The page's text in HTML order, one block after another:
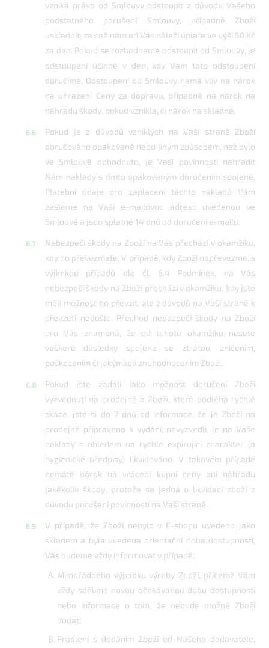
vzniká právo od Smlouvy odstoupit z důvodu Vašeho
podstatného porušení Smlouvy, případně Zboží
uskladnit, za což nám od Vás náleží úplata ve výši 50 Kč
za den. Pokud se rozhodneme odstoupit od Smlouvy, je
odstoupení účinné v den, kdy Vám toto odstoupení
doručíme. Odstoupení od Smlouvy nemá vliv na nárok
na uhrazení Ceny za dopravu, případně na nárok na
náhradu škody, pokud vznikla, či nárok na skladné.
Pokud je z důvodů vzniklých na Vaší straně Zboží
doručováno opakovaně nebo jiným způsobem, než bylo
ve Smlouvě dohodnuto, je Vaší povinností nahradit
Nám náklady s tímto opakovaným doručením spojené.
Platební údaje pro zaplacení těchto nákladů Vám
zašleme na Vaši e-mailovou adresu uvedenou ve
Smlouvě a jsou splatné 14 dnů od doručení e-mailu.
Nebezpečí škody na Zboží na Vás přechází v okamžiku,
kdy ho převezmete. V případě, kdy Zboží nepřevezme, s
výjimkou případů dle čl. 6.4 Podmínek, na Vás
nebezpečí škody na Zboží přechází v okamžiku, kdy jste
měli možnost ho převzít, ale z důvodů na Vaší straně k
převzetí nedošlo. Přechod nebezpečí škody na Zboží
pro Vás znamená, že od tohoto okamžiku nesete
veškeré důsledky spojené se ztrátou, zničením,
poškozením či jakýmkoli znehodnocením Zboží.
Pokud jste zadali jako možnost doručení Zboží
vyzvednutí na prodejně a Zboží, které podléhá rychlé
zkáze, jste si do 7 dnů od informace, že je Zboží na
prodejně připraveno k vydání, nevyzvedli, je na Vaše
náklady s ohledem na rychle expirující charakter (a
hygienické předpisy) likvidováno. V takovém případě
nemáte nárok na vrácení kupní ceny ani náhradu
jakékoliv škody, protože se jedná o likvidaci zboží z
důvodu porušení povinností na Vaší straně.
V případě, že Zboží nebylo v E-shopu uvedeno jako
skladem a byla uvedena orientační doba dostupnosti,
Vás budeme vždy informovat v případě:
Mimořádného výpadku výroby Zboží, přičemž Vám
vždy sdělíme novou očekávanou dobu dostupnosti
nebo informace o tom, že nebude možné Zboží
dodat;
Prodlení s dodáním Zboží od Našeho dodavatele,